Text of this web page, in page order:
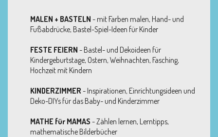
MALEN + BASTELN - mit Farben malen, Hand- und
Fußabdrücke, Bastel-Spiel-Ideen für Kinder
FESTE FEIERN - Bastel- und Dekoideen für
Kindergeburtstage, Ostern, Weihnachten, Fasching,
Hochzeit mit Kindern
KINDERZIMMER - Inspirationen, Einrichtungsideen und
Deko-DIYs für das Baby- und Kinderzimmer
MATHE für MAMAS - Zählen lernen, Lerntipps,
mathematische Bilderbücher